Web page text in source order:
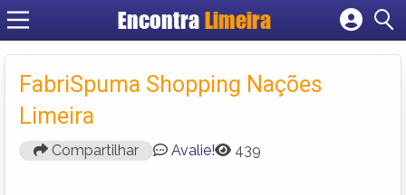
Encontra Limeira
Cadastrar empresa
Criar conta
FabriSpuma Shopping Nações
Limeira
Compartilhar Avalie! 439